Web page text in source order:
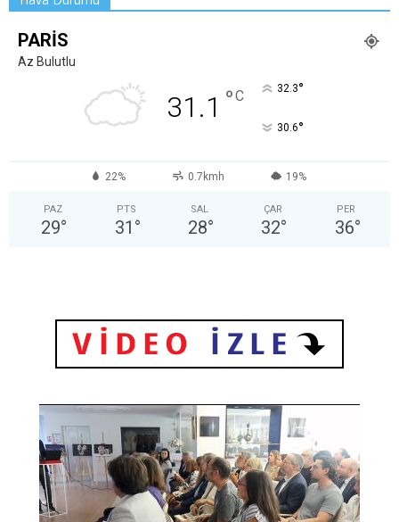
PARIS
Az Bulutlu
31.1 °C 32.3°
30.6°
22% 0.7kmh 19%
PAZ
29°
PTS
31 °
SAL
28°
ÇAR
32°
PER
36°